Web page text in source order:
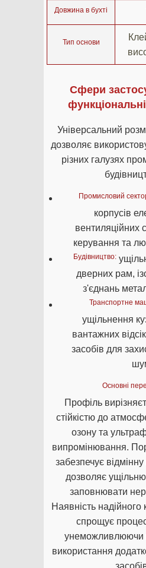
Довжина в бухті
Тип основи
Сфери
Універсальний
дозволяє
різних галузях
Промисловий
корпусів
вентиляційних
керування та
Будівництво:
дверних рам,
з'єднань
Транспортне
ущільнення
вантажних
засобів для
Основні
Профіль
стійкістю до
озону та
випромінювання.
забезпечує
дозволяє
заповнювати
Наявність
спрощує
унеможливлюючи
використання